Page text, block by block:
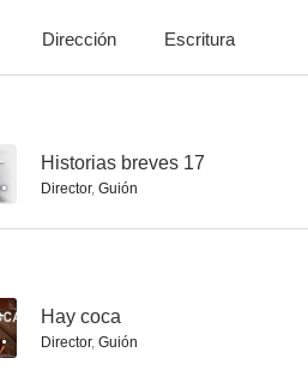
Dirección Escritura
Historias breves 17
Director, Guión
Hay coca
Director, Guión